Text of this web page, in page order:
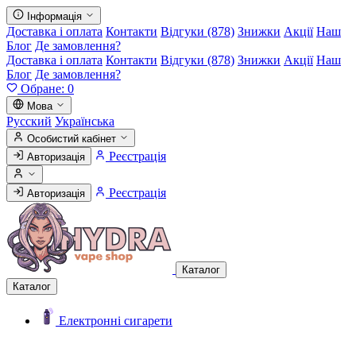
Інформація
Доставка і оплата Контакти Відгуки (878) Знижки Акції Наш
Блог Де замовлення?
Доставка і оплата Контакти Відгуки (878) Знижки Акції Наш
Блог Де замовлення?
Обране: 0
Мова
Русский Українська
Особистий кабінет
Авторизація
Реєстрація
Авторизація Реєстрація
Каталог
Каталог
Електронні сигарети